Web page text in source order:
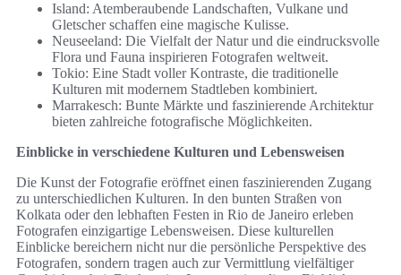
Island: Atemberaubende Landschaften, Vulkane und
Gletscher schaffen eine magische Kulisse.
Neuseeland: Die Vielfalt der Natur und die eindrucksvolle
Flora und Fauna inspirieren Fotografen weltweit.
Tokio: Eine Stadt voller Kontraste, die traditionelle
Kulturen mit modernem Stadtleben kombiniert.
Marrakesch: Bunte Märkte und faszinierende Architektur
bieten zahlreiche fotografische Möglichkeiten.
Einblicke in verschiedene Kulturen und Lebensweisen
Die Kunst der Fotografie eröffnet einen faszinierenden Zugang
zu unterschiedlichen Kulturen. In den bunten Straßen von
Kolkata oder den lebhaften Festen in Rio de Janeiro erleben
Fotografen einzigartige Lebensweisen. Diese kulturellen
Einblicke bereichern nicht nur die persönliche Perspektive des
Fotografen, sondern tragen auch zur Vermittlung vielfältiger